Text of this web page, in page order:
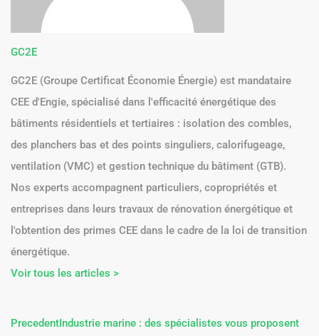
GC2E
GC2E (Groupe Certificat Économie Énergie) est mandataire
CEE d'Engie, spécialisé dans l'efficacité énergétique des
bâtiments résidentiels et tertiaires : isolation des combles,
des planchers bas et des points singuliers, calorifugeage,
ventilation (VMC) et gestion technique du bâtiment (GTB).
Nos experts accompagnent particuliers, copropriétés et
entreprises dans leurs travaux de rénovation énergétique et
l'obtention des primes CEE dans le cadre de la loi de transition
énergétique.
Voir tous les articles >
PrecedentIndustrie marine : des spécialistes vous proposent